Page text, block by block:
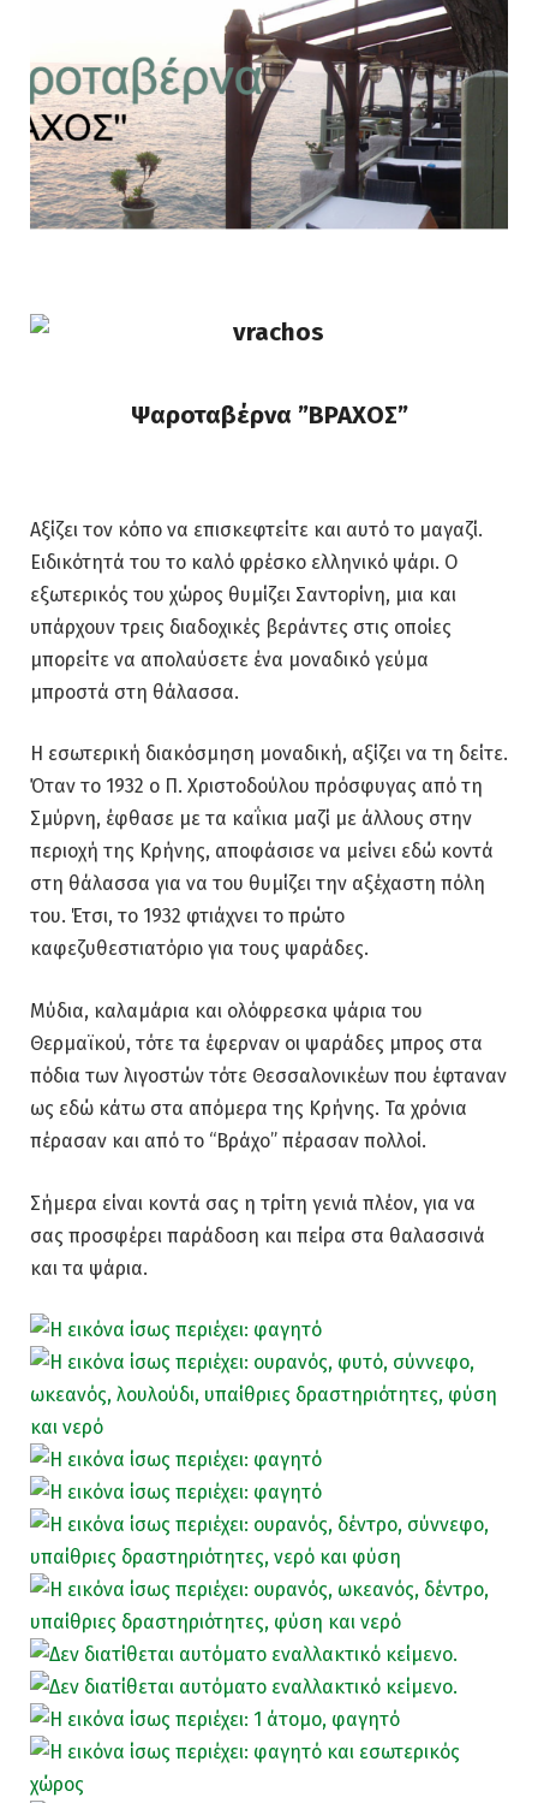
Ψαροταβέρνα ”ΒΡΑΧΟΣ”
Αξίζει τον κόπο να επισκεφτείτε και αυτό το μαγαζί.
Ειδικότητά του το καλό φρέσκο ελληνικό ψάρι. Ο
εξωτερικός του χώρος θυμίζει Σαντορίνη, μια και
υπάρχουν τρεις διαδοχικές βεράντες στις οποίες
μπορείτε να απολαύσετε ένα μοναδικό γεύμα
μπροστά στη θάλασσα.
Η εσωτερική διακόσμηση μοναδική, αξίζει να τη δείτε.
Όταν το 1932 ο Π. Χριστοδούλου πρόσφυγας από τη
Σμύρνη, έφθασε με τα καΐκια μαζί με άλλους στην
περιοχή της Κρήνης, αποφάσισε να μείνει εδώ κοντά
στη θάλασσα για να του θυμίζει την αξέχαστη πόλη
του. Έτσι, το 1932 φτιάχνει το πρώτο
καφεζυθεστιατόριο για τους ψαράδες.
Μύδια, καλαμάρια και ολόφρεσκα ψάρια του
Θερμαϊκού, τότε τα έφερναν οι ψαράδες μπρος στα
πόδια των λιγοστών τότε Θεσσαλονικέων που έφταναν
ως εδώ κάτω στα απόμερα της Κρήνης. Τα χρόνια
πέρασαν και από το “Βράχο” πέρασαν πολλοί.
Σήμερα είναι κοντά σας η τρίτη γενιά πλέον, για να
σας προσφέρει παράδοση και πείρα στα θαλασσινά
και τα ψάρια.